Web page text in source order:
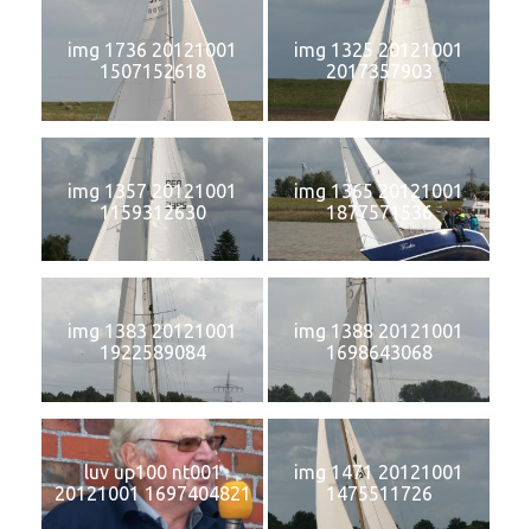
img 1736 20121001
1507152618
img 1325 20121001
2017357903
img 1357 20121001
1159312630
img 1365 20121001
1877571536
img 1383 20121001
1922589084
img 1388 20121001
1698643068
luv up100 nt001
20121001 1697404821
img 1471 20121001
1475511726